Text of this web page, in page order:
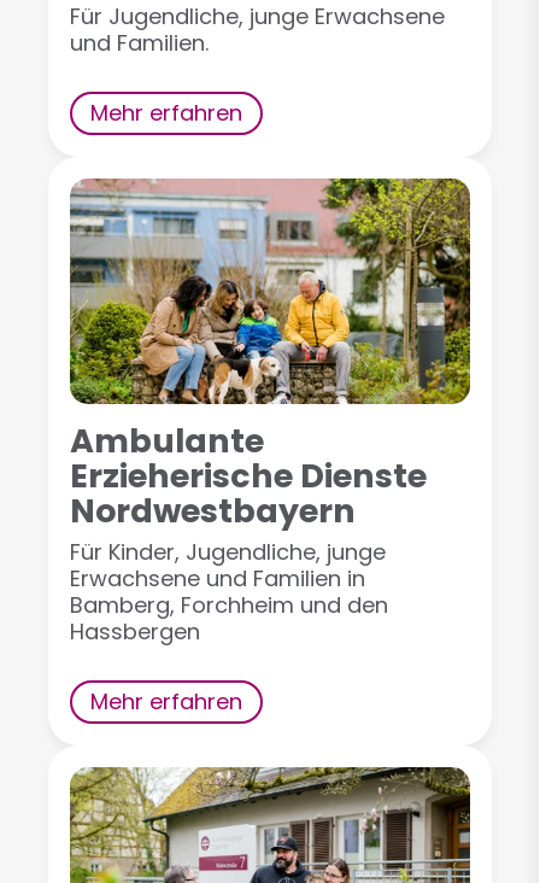
Für Jugendliche, junge Erwachsene
und Familien.
Mehr erfahren
Ambulante
Erzieherische Dienste
Nordwestbayern
Für Kinder, Jugendliche, junge
Erwachsene und Familien in
Bamberg, Forchheim und den
Hassbergen
Mehr erfahren